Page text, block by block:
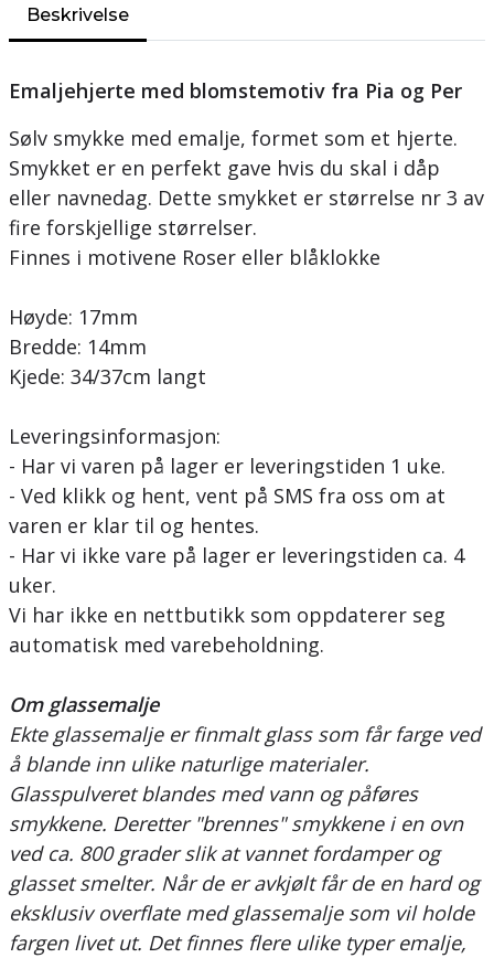
Beskrivelse
Emaljehjerte med blomstemotiv fra Pia og Per
Sølv smykke med emalje, formet som et hjerte.
Smykket er en perfekt gave hvis du skal i dåp
eller navnedag. Dette smykket er størrelse nr 3 av
fire forskjellige størrelser.
Finnes i motivene Roser eller blåklokke
Høyde: 17mm
Bredde: 14mm
Kjede: 34/37cm langt
Leveringsinformasjon:
- Har vi varen på lager er leveringstiden 1 uke.
- Ved klikk og hent, vent på SMS fra oss om at
varen er klar til og hentes.
- Har vi ikke vare på lager er leveringstiden ca. 4
uker.
Vi har ikke en nettbutikk som oppdaterer seg
automatisk med varebeholdning.
Om glassemalje
Ekte glassemalje er finmalt glass som får farge ved
å blande inn ulike naturlige materialer.
Glasspulveret blandes med vann og påføres
smykkene. Deretter "brennes" smykkene i en ovn
ved ca. 800 grader slik at vannet fordamper og
glasset smelter. Når de er avkjølt får de en hard og
eksklusiv overflate med glassemalje som vil holde
fargen livet ut. Det finnes flere ulike typer emalje,